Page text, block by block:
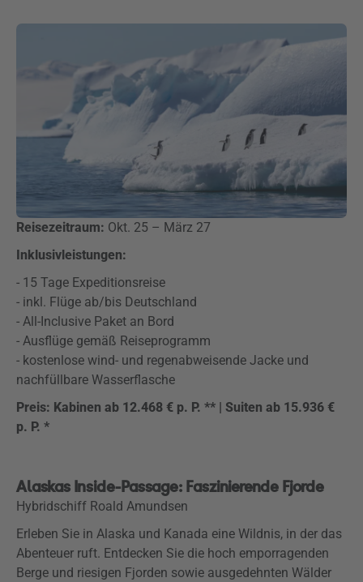
Reisezeitraum: Okt. 25 – März 27
Inklusivleistungen:
- 15 Tage Expeditionsreise
- inkl. Flüge ab/bis Deutschland
- All-Inclusive Paket an Bord
- Ausflüge gemäß Reiseprogramm
- kostenlose wind- und regenabweisende Jacke und
nachfüllbare Wasserflasche
Preis: Kabinen ab 12.468 € p. P. ** | Suiten ab 15.936 €
p. P. *
Alaskas Inside-Passage: Faszinierende Fjorde
Hybridschiff Roald Amundsen
Erleben Sie in Alaska und Kanada eine Wildnis, in der das
Abenteuer ruft. Entdecken Sie die hoch emporragenden
Berge und riesigen Fjorden sowie ausgedehnten Wälder